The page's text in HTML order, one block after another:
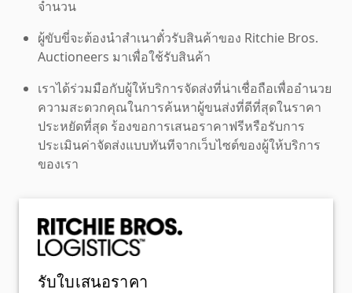
จำนวน
ผู้ขับขี่จะต้องนำสำเนาตั๋วรับสินค้าของ Ritchie Bros.
Auctioneers มาเพื่อใช้รับสินค้า
เราได้ร่วมมือกับผู้ให้บริการจัดส่งที่น่าเชื่อถือเพื่ออำนวย
ความสะดวกคุณในการค้นหาผู้ขนส่งที่ดีที่สุดในราคา
ประหยัดที่สุด ร้องขอการเสนอราคาฟรีหรือรับการ
ประเมินค่าจัดส่งแบบทันทีจากเว็บไซต์ของผู้ให้บริการ
ของเรา
รับใบเสนอราคา